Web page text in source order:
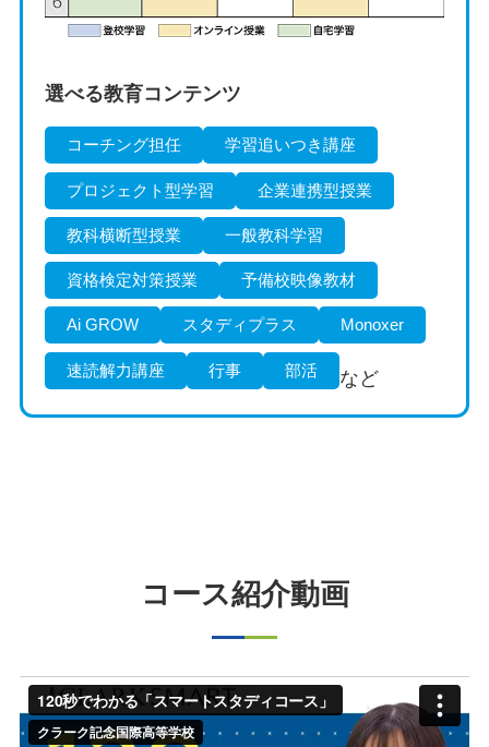
選べる教育コンテンツ
コーチング担任 学習追いつき講座
プロジェクト型学習 企業連携型授業
教科横断型授業 一般教科学習
資格検定対策授業 予備校映像教材
Ai GROW スタディプラス Monoxer
速読解力講座 行事 部活 など
コース紹介動画